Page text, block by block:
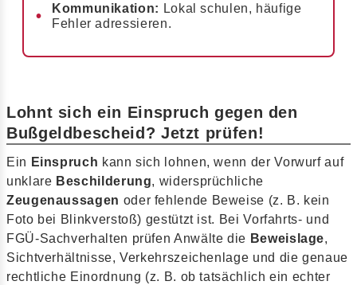
Kommunikation: Lokal schulen, häufige
Fehler adressieren.
Lohnt sich ein Einspruch gegen den
Bußgeldbescheid? Jetzt prüfen!
Ein Einspruch kann sich lohnen, wenn der Vorwurf auf
unklare Beschilderung, widersprüchliche
Zeugenaussagen oder fehlende Beweise (z. B. kein
Foto bei Blinkverstoß) gestützt ist. Bei Vorfahrts- und
FGÜ-Sachverhalten prüfen Anwälte die Beweislage,
Sichtverhältnisse, Verkehrszeichenlage und die genaue
rechtliche Einordnung (z. B. ob tatsächlich ein echter